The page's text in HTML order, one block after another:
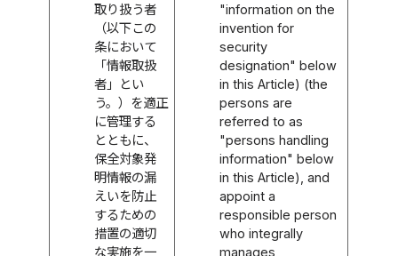
取り扱う者
（以下この
条において
「情報取扱
者」とい
う。）を適正
に管理する
とともに、
保全対象発
明情報の漏
えいを防止
するための
措置の適切
な実施を一
"information on the
invention for
security
designation" below
in this Article) (the
persons are
referred to as
"persons handling
information" below
in this Article), and
appoint a
responsible person
who integrally
manages